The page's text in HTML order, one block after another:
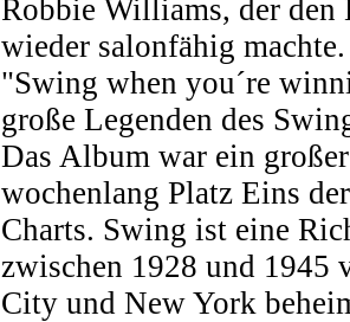
Robbie Williams, der
wieder salonfähig
"Swing when you´re
große Legenden des
Das Album war ein
wochenlang Platz Eins
Charts. Swing ist eine
zwischen 1928 und 1945
City und New York